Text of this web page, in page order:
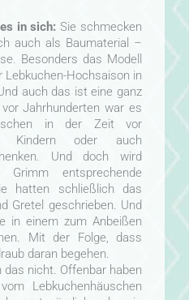
in sich: Sie schmecken
auch als Baumaterial –
Besonders das Modell
Hochsaison in
auch das ist eine ganz
Jahrhunderten war es
in der Zeit vor
Kindern oder auch
Und doch wird
entsprechende
hatten schließlich das
Gretel geschrieben. Und
in einem zum Anbeißen
Mit der Folge, dass
daran begehen.
nicht. Offenbar haben
Lebkuchenhäuschen